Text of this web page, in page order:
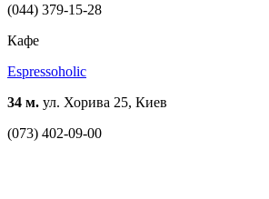
(044) 379-15-28
Кафе
Espressoholic
34 м. ул. Хорива 25, Киев
(073) 402-09-00